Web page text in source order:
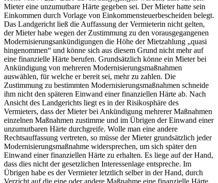
Mieter eine unzumutbare Härte gegeben sei. Der Mieter hatte sein
Einkommen durch Vorlage von Einkommensteuerbescheiden belegt.
Das Landgericht ließ die Auffassung der Vermieterin nicht gelten,
der Mieter habe wegen der Zustimmung zu den vorausgegangenen
Modernisierungsankündigungen die Höhe der Mietzahlung „quasi
hingenommen“ und könne sich aus diesem Grund nicht mehr auf
eine finanzielle Härte berufen. Grundsätzlich könne ein Mieter bei
Ankündigung von mehreren Modernisierungsmaßnahmen
auswählen, für welche er bereit sei, mehr zu zahlen. Die
Zustimmung zu bestimmten Modernisierungsmaßnahmen schneide
ihm nicht den späteren Einwand einer finanziellen Härte ab. Nach
Ansicht des Landgerichts liegt es in der Risikosphäre des
Vermieters, dass der Mieter bei Ankündigung mehrerer Maßnahmen
einzelnen Maßnahmen zustimme und im Übrigen der Einwand einer
unzumutbaren Härte durchgreife. Wolle man eine andere
Rechtsauffassung vertreten, so müsse der Mieter grundsätzlich jeder
Modernisierungsmaßnahme widersprechen, um sich später den
Einwand einer finanziellen Härte zu erhalten. Es liege auf der Hand,
dass dies nicht der gesetzlichen Interessenlage entspreche. Im
Übrigen habe es der Vermieter letztlich selber in der Hand, durch